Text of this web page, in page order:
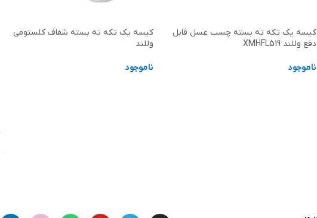
کیسه یک تکه ته بسته چسب عسل قابل
دفع وللند XMHFL519
ناموجود
کیسه یک تکه ته بسته شفاف کلستومی
وللند
ناموجود